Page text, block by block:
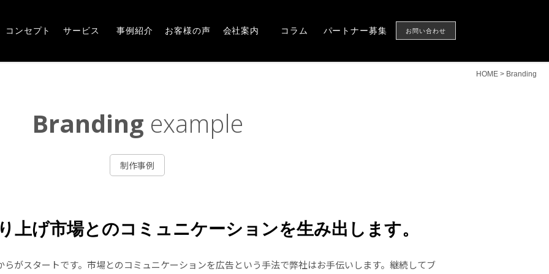
・前橋市の広告デザインならアルファー企画
コンセプト
サービス
事例紹介
お客様の声
会社案内
コラム
パートナー募集
お問い合わせ
HOME > Branding
Branding example
制作事例
上げ市場とのコミュニケーションを生み出します。
がスタートです。市場とのコミュニケーションを広告という手法で弊社はお手伝いします。継続してブ